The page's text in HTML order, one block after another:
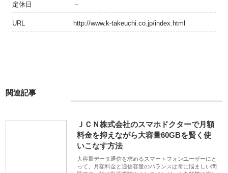
定休日 －
URL http://www.k-takeuchi.co.jp/index.html
関連記事
ＪＣＮ株式会社のスマホドクターで月額
料金を抑えながら大容量60GBを賢く使
いこなす方法
大容量データ通信を求めるスマートフォンユーザーにと
って、月額料金と通信容量のバランスは常に悩ましい問